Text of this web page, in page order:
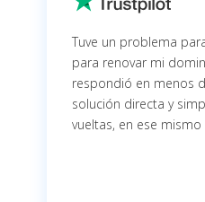
Tuve un problema
para renovar mi
respondió en menos
solución directa y
vueltas, en ese